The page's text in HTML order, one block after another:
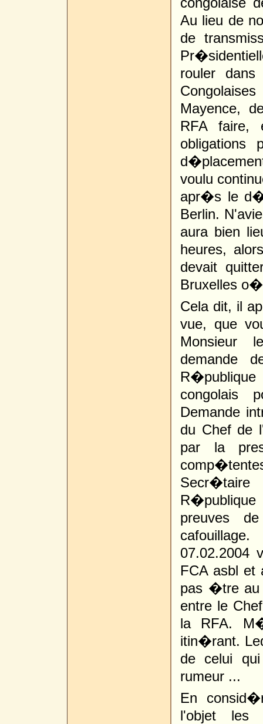
Au lieu de
de
rouler
Mayence,
RFA
obligations
voulu
apr�s le
Berlin.
aura bien
heures,
devait
Bruxelles
Cela dit, il
vue, que
Monsieur
demande
congolais
Demande
du Chef de
par la
preuves
07.02.2004
FCA asbl et
pas �tre au
entre le
la RFA.
itin�rant.
de celui
rumeur ...
En
l'objet les